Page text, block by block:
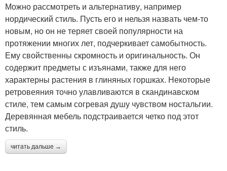
Можно рассмотреть и альтернативу, например
нордический стиль. Пусть его и нельзя назвать чем-то
новым, но он не теряет своей популярности на
протяжении многих лет, подчеркивает самобытность.
Ему свойственны скромность и оригинальность. Он
содержит предметы с изъянами, также для него
характерны растения в глиняных горшках. Некоторые
ретровеяния точно улавливаются в скандинавском
стиле, тем самым согревая душу чувством ностальгии.
Деревянная мебель подстраивается четко под этот
стиль.
читать дальше →